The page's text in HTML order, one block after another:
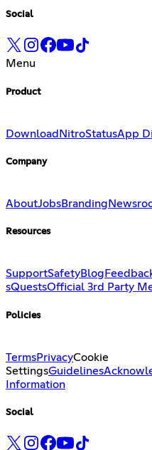
Social
Menu
Product
Download NitroStatusApp
Company
AboutJobsBranding
Resources
SupportSafetyBlog
sQuestsOfficial 3rd Party
Policies
TermsPrivacyCookie
SettingsGuidelines
Information
Social